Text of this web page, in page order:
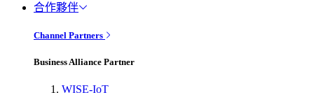
合作夥伴
Channel Partners
Business Alliance Partner
WISE-IoT